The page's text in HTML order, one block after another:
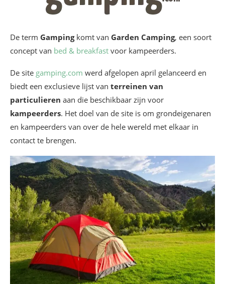
De term Gampingkomt van Garden Camping, een soort
concept van bed & breakfast voor kampeerders.
De site gamping.com werd afgelopen april gelanceerd en
biedt een exclusieve lijst van terreinen van
particulieren aan die beschikbaar zijn voor
kampeerders. Het doel van de site is om grondeigenaren
en kampeerders van over de hele wereld met elkaar in
contact te brengen.